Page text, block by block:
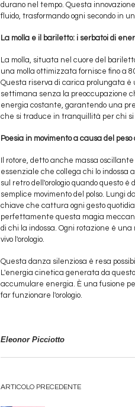
durano nel tempo. Questa
fluido, trasformando ogni secondo in
La molla e il bariletto: i serbatoi di
La molla, situata nel cuore del
una molla ottimizzata fornisce fino a
Questa riserva di carica prolungata è
settimana senza la preoccupazione
energia costante, garantendo una
che si traduce in tranquillità per chi si
Poesia in movimento a causa del
Il rotore, detto anche massa
essenziale che collega chi lo indossa
sul retro dell'orologio quando questo
semplice movimento del polso. Lungi
chiave che cattura ogni gesto
perfettamente questa magia
di chi la indossa. Ogni rotazione è
vivo l'orologio.
Questa danza silenziosa è resa
L'energia cinetica generata da
accumulare energia. È una fusione
far funzionare l'orologio.
Eleonor Picciotto
ARTICOLO PRECEDENTE